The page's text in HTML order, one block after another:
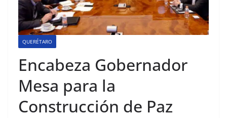
QUERÉTARO
Encabeza Gobernador
Mesa para la
Construcción de Paz